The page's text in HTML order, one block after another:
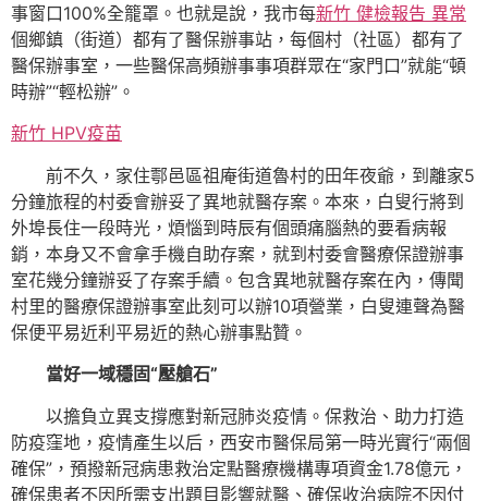
事窗口100%全籠罩。也就是說，我市每新竹 健檢報告 異常
個鄉鎮（街道）都有了醫保辦事站，每個村（社區）都有了
醫保辦事室，一些醫保高頻辦事事項群眾在“家門口”就能“頓
時辦”“輕松辦”。
新竹 HPV疫苗
前不久，家住鄠邑區祖庵街道魯村的田年夜爺，到離家5
分鐘旅程的村委會辦妥了異地就醫存案。本來，白叟行將到
外埠長住一段時光，煩惱到時辰有個頭痛腦熱的要看病報
銷，本身又不會拿手機自助存案，就到村委會醫療保證辦事
室花幾分鐘辦妥了存案手續。包含異地就醫存案在內，傳聞
村里的醫療保證辦事室此刻可以辦10項營業，白叟連聲為醫
保便平易近利平易近的熱心辦事點贊。
當好一域穩固“壓艙石”
以擔負立異支撐應對新冠肺炎疫情。保救治、助力打造
防疫窪地，疫情產生以后，西安市醫保局第一時光實行“兩個
確保”，預撥新冠病患救治定點醫療機構專項資金1.78億元，
確保患者不因所需支出題目影響就醫、確保收治病院不因付